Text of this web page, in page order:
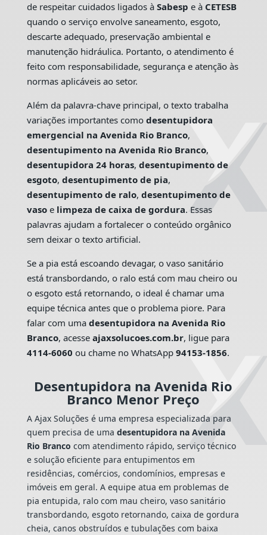
de respeitar cuidados ligados à Sabesp e à CETESB
quando o serviço envolve saneamento, esgoto,
descarte adequado, preservação ambiental e
manutenção hidráulica. Portanto, o atendimento é
feito com responsabilidade, segurança e atenção às
normas aplicáveis ao setor.
Além da palavra-chave principal, o texto trabalha
variações importantes como desentupidora
emergencial na Avenida Rio Branco,
desentupimento na Avenida Rio Branco,
desentupidora 24 horas, desentupimento de
esgoto, desentupimento de pia,
desentupimento de ralo, desentupimento de
vasoe limpeza de caixa de gordura. Essas
palavras ajudam a fortalecer o conteúdo orgânico
sem deixar o texto artificial.
Se a pia está escoando devagar, o vaso sanitário
está transbordando, o ralo está com mau cheiro ou
o esgoto está retornando, o ideal é chamar uma
equipe técnica antes que o problema piore. Para
falar com uma desentupidora na Avenida Rio
Branco, acesse ajaxsolucoes.com.br, ligue para
4114-6060 ou chame no WhatsApp 94153-1856.
Desentupidora na Avenida Rio
Branco Menor Preço
A Ajax Soluções é uma empresa especializada para
quem precisa de uma desentupidora na Avenida
Rio Branco com atendimento rápido, serviço técnico
e solução eficiente para entupimentos em
residências, comércios, condomínios, empresas e
imóveis em geral. A equipe atua em problemas de
pia entupida, ralo com mau cheiro, vaso sanitário
transbordando, esgoto retornando, caixa de gordura
cheia, canos obstruídos e tubulações com baixa